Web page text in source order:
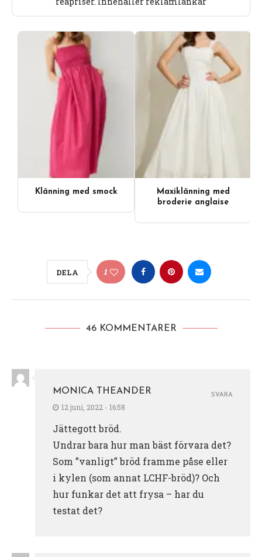
Klänning med smock
Maxiklänning med
broderie anglaise
DELA 1
46 KOMMENTARER
MONICA THEANDER
12 juni, 2022 - 16:58
Jättegott bröd.
Undrar bara hur man bäst förvara det?
Som ”vanligt” bröd framme påse eller
i kylen (som annat LCHF-bröd)? Och
hur funkar det att frysa – har du
testat det?
SVARA